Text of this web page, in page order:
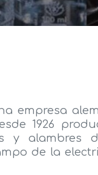
empresa
1926
y alambres
de la